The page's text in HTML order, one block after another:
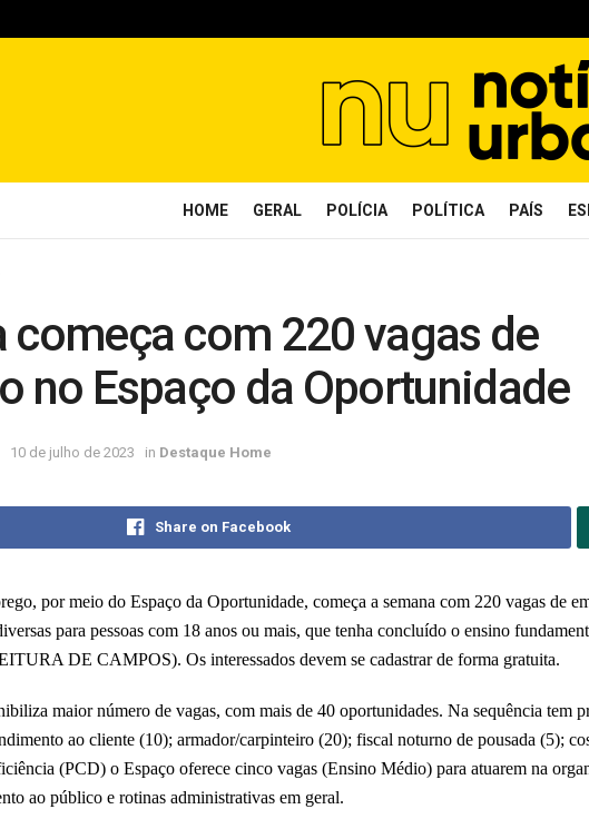
HOME GERAL POLÍCIA POLÍTICA PAÍS
começa com 220 vagas de
no Espaço da Oportunidade
10 de julho de 2023 in Destaque Home
Share on Facebook
por meio do Espaço da Oportunidade, começa a semana com 220 vagas de
para pessoas com 18 anos ou mais, que tenha concluído o ensino
DE CAMPOS). Os interessados devem se cadastrar de forma gratuita.
maior número de vagas, com mais de 40 oportunidades. Na sequência tem
ao cliente (10); armador/carpinteiro (20); fiscal noturno de pousada (5);
(PCD) o Espaço oferece cinco vagas (Ensino Médio) para atuarem na
ao público e rotinas administrativas em geral.